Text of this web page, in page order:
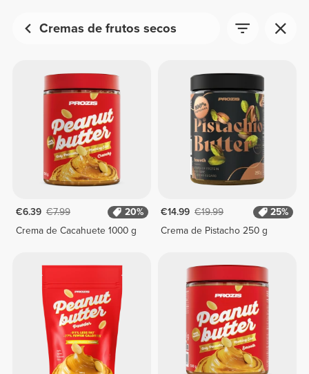
Cremas de frutos secos
€6.39 €7.99
20%
Crema de Cacahuete 1000 g
€14.99 €19.99
25%
Crema de Pistacho 250 g